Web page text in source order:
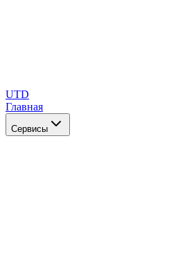
UTD
Главная
Сервисы